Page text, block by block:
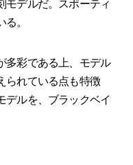
モデルだ。スポーティ
。
多彩である上、モデル
られている点も特徴
デルを、ブラックベイ